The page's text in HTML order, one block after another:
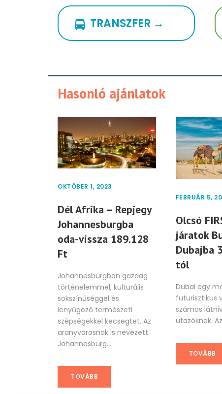
TRANSZFER →
Hasonló ajánlatok
OKTÓBER 1, 2023
Dél Afrika – Repjegy
Johannesburgba
oda-vissza 189.128
Ft
Johannesburgban gazdag
történelemmel, kulturális
sokszínűséggel és
lenyűgöző természeti
szépségekkel kecsegtet. Az
aranyvárosnak is nevezett
Johannesburg...
TOVÁBB
FEBRUÁR 5,
Olcsó
járatok
Dubajba
tól
Dubai egy
futurisztikus
számos
utazóknak.
TOVÁBB